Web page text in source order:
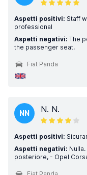
Aspetti positivi: Staff
professional
Aspetti negativi: The
the passenger seat.
Fiat Panda
NN N. N.
Aspetti positivi:
Aspetti negativi:
posteriore, - Opel